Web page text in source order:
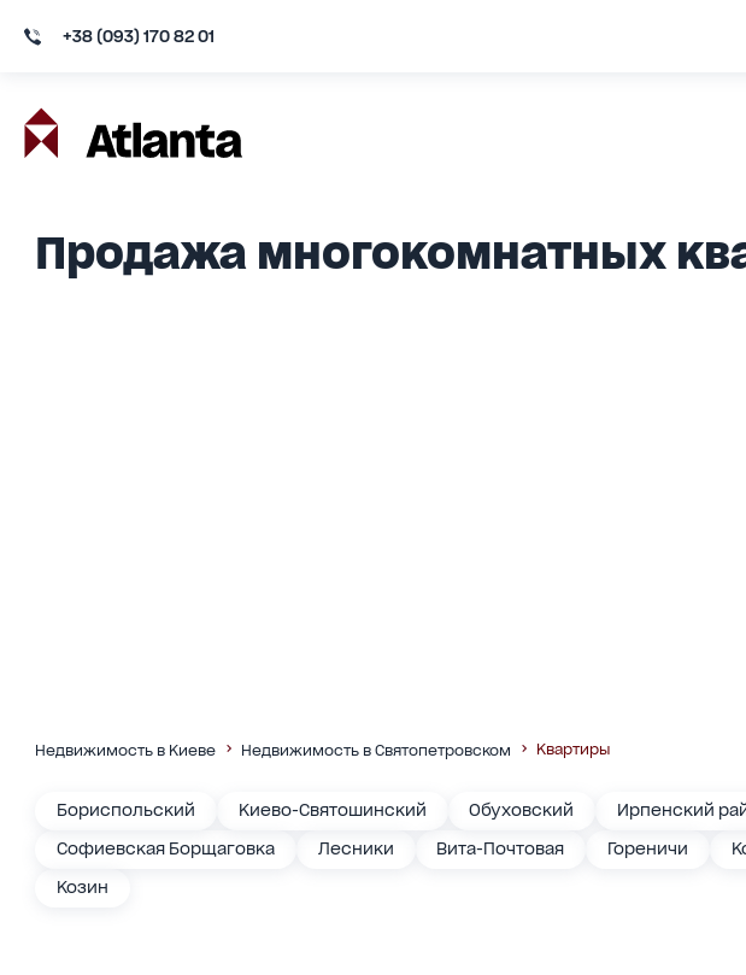
+38 (093) 170 82 01
Продажа многокомнатных
Недвижимость в Киеве Недвижимость в Святопетровском Квартиры
Бориспольский Киево-Святошинский Обуховский Ирпенский
Софиевская Борщаговка
Лесники Вита-Почтовая Гореничи
Козин